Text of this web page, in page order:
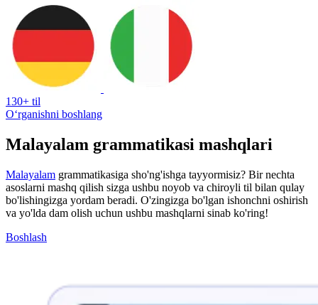
130+ til
Oʻrganishni boshlang
Malayalam grammatikasi mashqlari
Malayalam grammatikasiga sho'ng'ishga tayyormisiz? Bir nechta
asoslarni mashq qilish sizga ushbu noyob va chiroyli til bilan qulay
bo'lishingizga yordam beradi. O'zingizga bo'lgan ishonchni oshirish
va yo'lda dam olish uchun ushbu mashqlarni sinab ko'ring!
Boshlash